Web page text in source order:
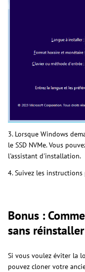
3. Lorsque Windows
le SSD NVMe. Vous
l'assistant d'installation.
4. Suivez les
Bonus :
sans
Si vous voulez éviter la
pouvez cloner votre